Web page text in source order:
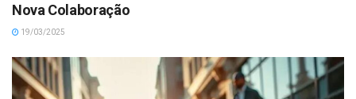
Nova Colaboração
19/03/2025